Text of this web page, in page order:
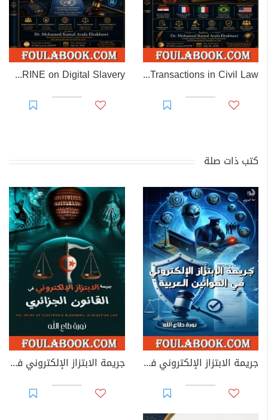
EL RAKHAWI MIND on the Doctrine of Simulation and Sham Transactions in Civil Law
EL-RAKHAWI DOCTRINE on Digital Slavery
كتب ذات صلة
جريمة الابتزاز الإلكتروني في القوانين العربية جريمة الابتزاز الإلكتروني في القانون الجزائري